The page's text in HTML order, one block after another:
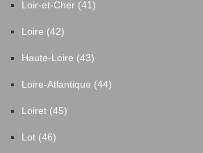
Loir-et-Cher (41)
Loire (42)
Haute-Loire (43)
Loire-Atlantique (44)
Loiret (45)
Lot (46)